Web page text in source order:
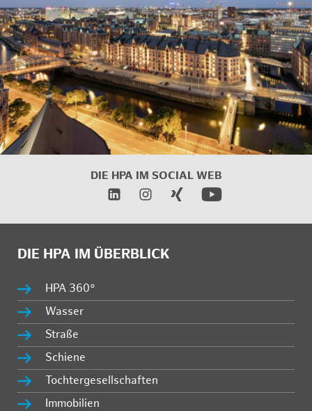
DIE HPA IM SOCIAL WEB
DIE HPA IM ÜBERBLICK
HPA 360°
Wasser
Straße
Schiene
Tochtergesellschaften
Immobilien